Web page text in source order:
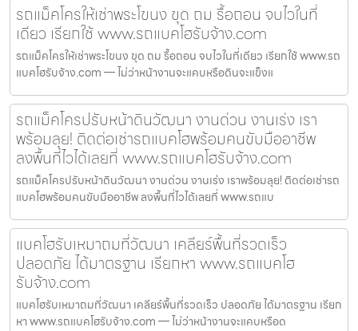
รถแม็คโครให้เช่าพระโขนง ขุด ถม รื้อถอน จบไวในที่
เดียว เรียกใช้ www.รถแบคโฮรับจ้าง.com
รถแม็คโครให้เช่าพระโขนง ขุด ถม รื้อถอน จบไวในที่เดียว เรียกใช้ www.รถ
แบคโฮรับจ้าง.com — ไม่ว่าหน้างานจะแคบหรือดินจะแข็งแ
รถแม็คโครปรับหน้าดินวัฒนา งานด่วน งานเร่ง เรา
พร้อมลุย! ติดต่อเช่ารถแบคโฮพร้อมคนขับมืออาชีพ
ลงพื้นที่ไวได้เลยที่ www.รถแบคโฮรับจ้าง.com
รถแม็คโครปรับหน้าดินวัฒนา งานด่วน งานเร่ง เราพร้อมลุย! ติดต่อเช่ารถ
แบคโฮพร้อมคนขับมืออาชีพ ลงพื้นที่ไวได้เลยที่ www.รถแบ
แบคโฮรับเหมาถมที่วัฒนา เคลียร์พื้นที่รวดเร็ว
ปลอดภัย ได้มาตรฐาน เรียกหา www.รถแบคโฮ
รับจ้าง.com
แบคโฮรับเหมาถมที่วัฒนา เคลียร์พื้นที่รวดเร็ว ปลอดภัย ได้มาตรฐาน เรียก
หา www.รถแบคโฮรับจ้าง.com — ไม่ว่าหน้างานจะแคบหรือด